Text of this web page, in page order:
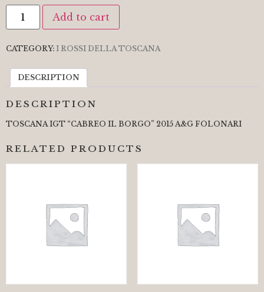
Add to cart
CATEGORY: I ROSSI DELLA TOSCANA
DESCRIPTION
DESCRIPTION
TOSCANA IGT “CABREO IL BORGO” 2015 A&G FOLONARI
RELATED PRODUCTS